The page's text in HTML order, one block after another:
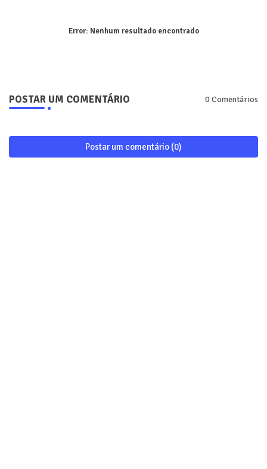
Error: Nenhum resultado encontrado
POSTAR UM COMENTÁRIO 0 Comentários
Postar um comentário (0)